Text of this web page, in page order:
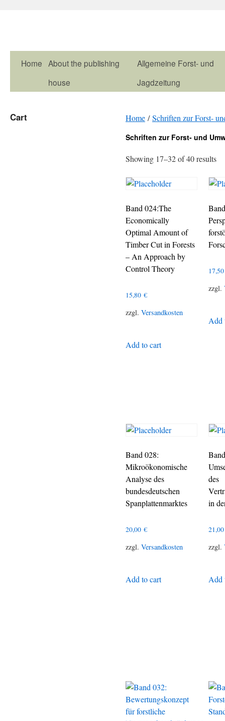
Home About the publishing
house
Allgemeine Forst- und
Jagdzeitung
Home /Schriften zur Forst-
Schriften zur Forst- und
Showing 17–32 of 40 results
Band 024:The
Economically
Optimal Amount of
Timber Cut in Forests
– An Approach by
Control Theory
15,80 €
zzgl. Versandkosten
Add to cart
zzgl.
Add
Band 028:
Mikroökonomische
Analyse des
bundesdeutschen
Spanplattenmarktes
20,00 €
zzgl. Versandkosten
Add to cart
des
in
zzgl.
Add
Cart